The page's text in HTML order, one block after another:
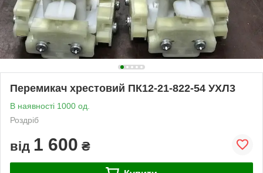
Перемикач хрестовий ПК12-21-822-54 УХЛ3
В наявності 1000 од.
Роздріб
від 1 600 ₴